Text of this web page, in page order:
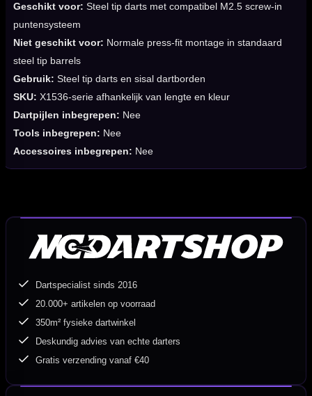
Geschikt voor: Steel tip darts met compatibel M2.5 screw-in
puntensysteem
Niet geschikt voor: Normale press-fit montage in standaard
steel tip barrels
Gebruik: Steel tip darts en sisal dartborden
SKU: X1536-serie afhankelijk van lengte en kleur
Dartpijlen inbegrepen: Nee
Tools inbegrepen: Nee
Accessoires inbegrepen: Nee
Dartspecialist sinds 2016
20.000+ artikelen op voorraad
350m² fysieke dartwinkel
Deskundig advies van echte darters
Gratis verzending vanaf €40